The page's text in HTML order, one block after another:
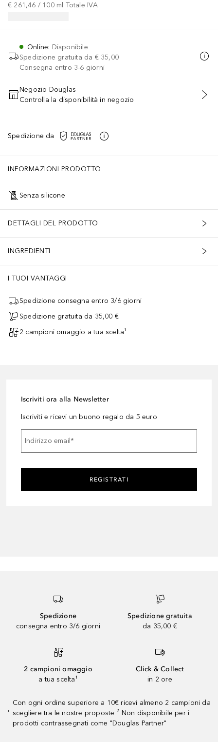
€ 261,46 / 100 ml Totale IVA
Online: Disponibile
Spedizione gratuita da € 35,00
Consegna entro 3-6 giorni
AGGIUNGI AL CARRELLO
Negozio Douglas
Controlla la disponibilità in negozio
Spedizione da
INFORMAZIONI PRODOTTO
Senza silicone
DETTAGLI DEL PRODOTTO
INGREDIENTI
I TUOI VANTAGGI
Spedizione consegna entro 3/6 giorni
Spedizione gratuita da 35,00 €
2 campioni omaggio a tua scelta¹
Iscriviti ora alla Newsletter
Iscriviti e ricevi un buono regalo da 5 euro
Indirizzo email*
REGISTRATI
Spedizione
consegna entro 3/6 giorni
Spedizione gratuita
da 35,00 €
2 campioni omaggio
a tua scelta¹
Click & Collect
in 2 ore
¹
Con ogni ordine superiore a 10€ ricevi almeno 2 campioni da
scegliere tra le nostre proposte ² Non disponibile per i
prodotti contrassegnati come "Douglas Partner"